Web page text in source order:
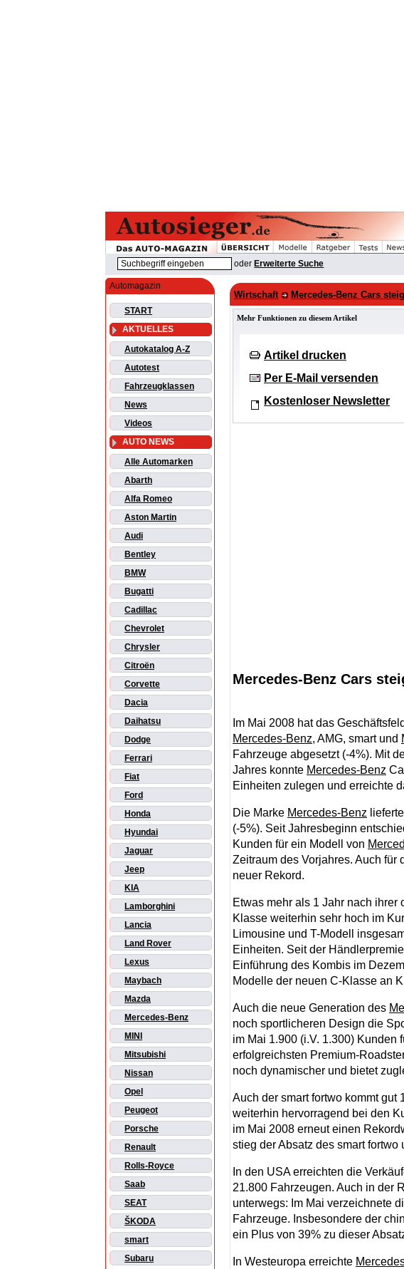
oder Erweiterte Suche
Automagazin
START
AKTUELLES
Autokatalog A-Z
Autotest
Fahrzeugklassen
News
Videos
AUTO NEWS
Alle Automarken
Abarth
Alfa Romeo
Aston Martin
Audi
Bentley
BMW
Bugatti
Cadillac
Chevrolet
Chrysler
Citroën
Corvette
Dacia
Daihatsu
Dodge
Ferrari
Fiat
Ford
Honda
Hyundai
Jaguar
Jeep
KIA
Lamborghini
Lancia
Land Rover
Lexus
Maybach
Mazda
Mercedes-Benz
MINI
Mitsubishi
Nissan
Opel
Peugeot
Porsche
Renault
Rolls-Royce
Saab
SEAT
ŠKODA
smart
Subaru
Wirtschaft Mercedes-Benz Cars
Mehr Funktionen zu diesem Artikel
Artikel drucken
Per E-Mail versenden
Kostenloser Newsletter
Mercedes-Benz Cars
Im Mai 2008 hat das Geschäftsfeld
Mercedes-Benz, AMG, smart und
Fahrzeuge abgesetzt (-4%). Mit
Jahres konnte Mercedes-Benz
Einheiten zulegen und erreichte
Die Marke Mercedes-Benz
(-5%). Seit Jahresbeginn
Kunden für ein Modell von
Zeitraum des Vorjahres. Auch für
neuer Rekord.
Etwas mehr als 1 Jahr nach
Klasse weiterhin sehr hoch im
Limousine und T-Modell
Einheiten. Seit der
Einführung des Kombis im
Modelle der neuen C-Klasse an
Auch die neue Generation des
noch sportlicheren Design die
im Mai 1.900 (i.V. 1.300)
erfolgreichsten Premium-
noch dynamischer und bietet
Auch der smart fortwo kommt gut
weiterhin hervorragend bei den
im Mai 2008 erneut einen
stieg der Absatz des smart fortwo
In den USA erreichten die
21.800 Fahrzeugen. Auch in der
unterwegs: Im Mai verzeichnete
Fahrzeuge. Insbesondere der
ein Plus von 39% zu dieser
In Westeuropa erreichte